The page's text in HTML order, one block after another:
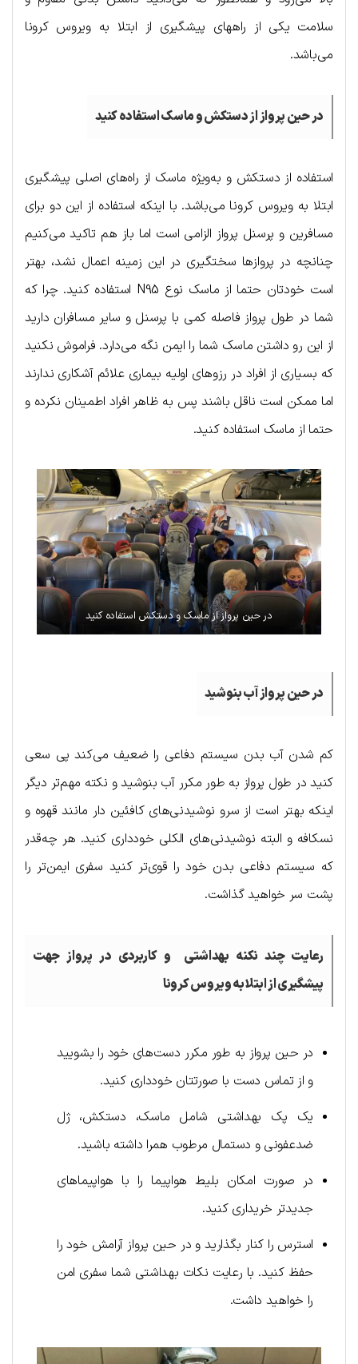
سلامت یکی از راه‍های پیشگیری از ابتلا به ویروس کرونا
می‌باشد.
در حین پرواز از دستکش و ماسک استفاده کنید
استفاده از دستکش و به‌ویژه ماسک از راه‌های اصلی پیشگیری
ابتلا به ویروس کرونا می‌باشد. با اینکه استفاده از این دو برای
مسافرین و پرسنل پرواز الزامی است اما باز هم تاکید می‌کنیم
چنانچه در پروازها سختگیری در این زمینه اعمال نشد، بهتر
است خودتان حتما از ماسک نوع N95 استفاده کنید. چرا که
شما در طول پرواز فاصله کمی با پرسنل و سایر مسافران دارید
از این رو داشتن ماسک شما را ایمن نگه می‌دارد. فراموش نکنید
که بسیاری از افراد در رزوهای اولیه بیماری علائم آشکاری ندارند
اما ممکن است ناقل باشند پس به ظاهر افراد اطمینان نکرده و
حتما از ماسک استفاده کنید.
در حین پرواز از ماسک و دستکش استفاده کنید
در حین پرواز آب بنوشید
کم شدن آب بدن سیستم دفاعی را ضعیف می‌کند پی سعی
کنید در طول پرواز به طور مکرر آب بنوشید و نکته مهم‌تر دیگر
اینکه بهتر است از سرو نوشیدنی‌های کافئین دار مانند قهوه و
نسکافه و البته نوشیدنی‌های الکلی خودداری کنید. هر چه‌قدر
که سیستم دفاعی بدن خود را قوی‌تر کنید سفری ایمن‌تر را
پشت‌ سر خواهید گذاشت.
رعایت چند نکنه بهداشتی و کاربردی در پرواز جهت
پیشگیری از ابتلا به ویروس کرونا
در حین پرواز به طور مکرر دست‌های خود را بشویید
و از تماس دست با صورتتان خودداری کنید.
یک پک بهداشتی شامل ماسک، دستکش، ژل
ضدعفونی و دستمال مرطوب همرا داشته باشید.
در صورت امکان بلیط هواپیما را با هواپیماهای
جدیدتر خریداری کنید.
استرس را کنار بگذارید و در حین پرواز آرامش خود را
حفظ کنید. با رعایت نکات بهداشتی شما سفری امن
را خواهید داشت.